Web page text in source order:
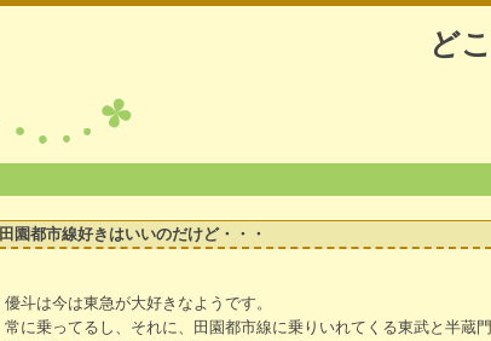
ど
田園都市線好きはいいのだけど・・・
優斗は今は東急が大好きなようです。
常に乗ってるし、それに、田園都市線に乗りいれてくる東武と半蔵